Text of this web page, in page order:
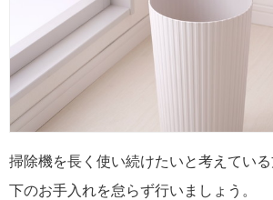
掃除機を長く使い続けたいと考えてい
下のお手入れを怠らず行いましょう。